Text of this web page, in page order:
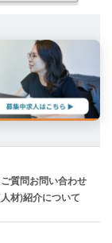
質問お問い合わせ
材)紹介について